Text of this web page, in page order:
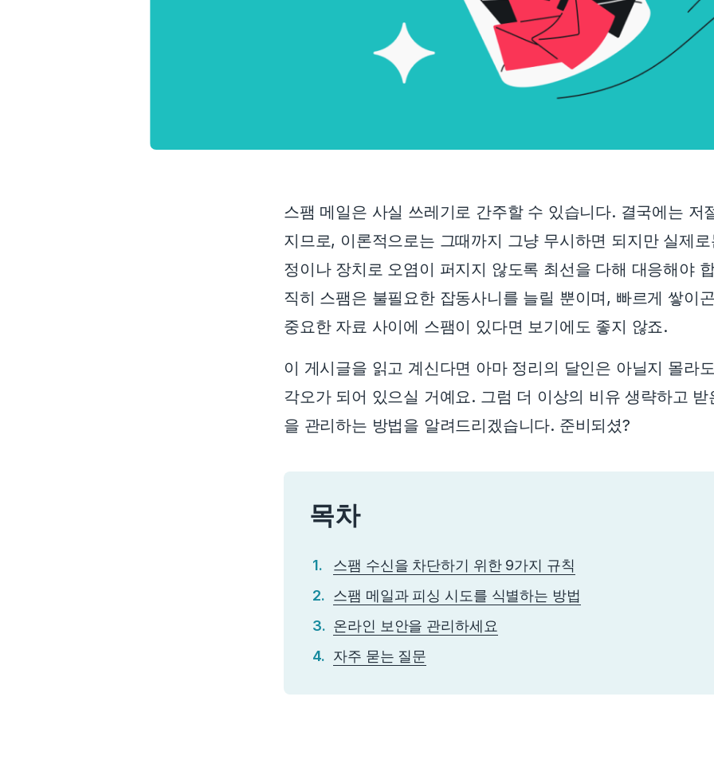
스팸 메일은 사실 쓰레기로 간주할 수 있습니다. 결국에는 저
지므로, 이론적으로는 그때까지 그냥 무시하면 되지만 실제로
정이나 장치로 오염이 퍼지지 않도록 최선을 다해 대응해야
직히 스팸은 불필요한 잡동사니를 늘릴 뿐이며, 빠르게 쌓이
중요한 자료 사이에 스팸이 있다면 보기에도 좋지 않죠.
이 게시글을 읽고 계신다면 아마 정리의 달인은 아닐지 몰라
각오가 되어 있으실 거예요. 그럼 더 이상의 비유 생략하고 받
을 관리하는 방법을 알려드리겠습니다. 준비되셨?
목차
스팸 수신을 차단하기 위한 9가지 규칙
스팸 메일과 피싱 시도를 식별하는 방법
온라인 보안을 관리하세요
자주 묻는 질문